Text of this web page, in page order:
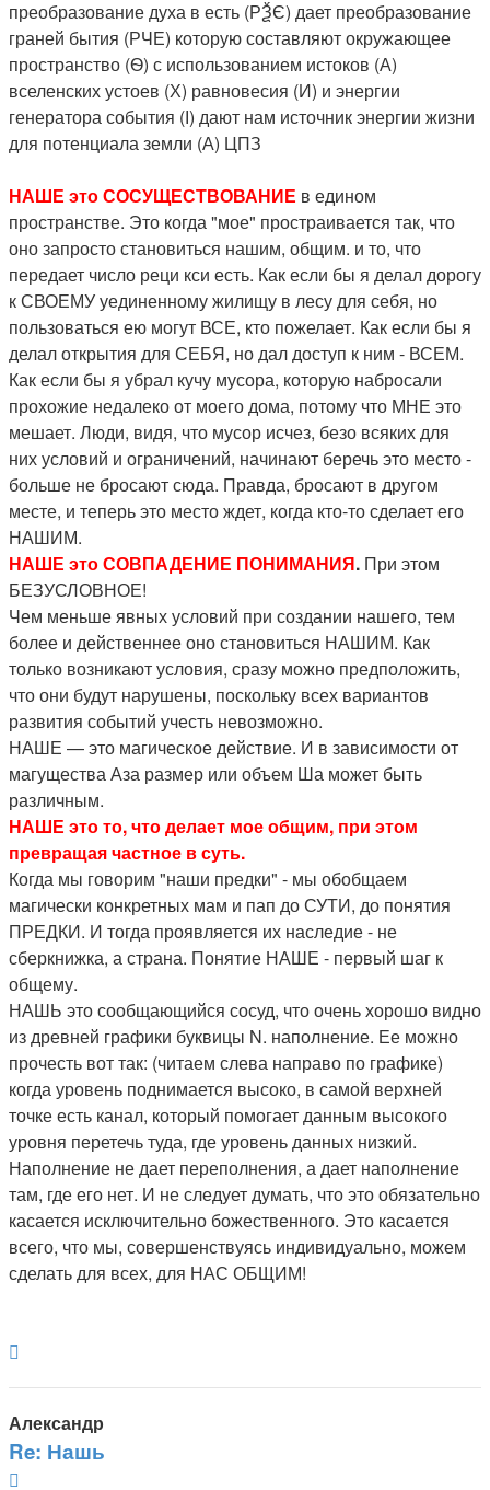
преобразование духа в есть (РѮЄ) дает преобразование
граней бытия (РЧЕ) которую составляют окружающее
пространство (Ѳ) с использованием истоков (А)
вселенских устоев (Х) равновесия (И) и энергии
генератора события (І) дают нам источник энергии жизни
для потенциала земли (А) ЦПЗ
НАШЕ это СОСУЩЕСТВОВАНИЕ в едином
пространстве. Это когда "мое" простраивается так, что
оно запросто становиться нашим, общим. и то, что
передает число реци кси есть. Как если бы я делал дорогу
к СВОЕМУ уединенному жилищу в лесу для себя, но
пользоваться ею могут ВСЕ, кто пожелает. Как если бы я
делал открытия для СЕБЯ, но дал доступ к ним - ВСЕМ.
Как если бы я убрал кучу мусора, которую набросали
прохожие недалеко от моего дома, потому что МНЕ это
мешает. Люди, видя, что мусор исчез, безо всяких для
них условий и ограничений, начинают беречь это место -
больше не бросают сюда. Правда, бросают в другом
месте, и теперь это место ждет, когда кто-то сделает его
НАШИМ.
НАШЕ это СОВПАДЕНИЕ ПОНИМАНИЯ. При этом
БЕЗУСЛОВНОЕ!
Чем меньше явных условий при создании нашего, тем
более и действеннее оно становиться НАШИМ. Как
только возникают условия, сразу можно предположить,
что они будут нарушены, поскольку всех вариантов
развития событий учесть невозможно.
НАШЕ — это магическое действие. И в зависимости от
магущества Аза размер или объем Ша может быть
различным.
НАШЕ это то, что делает мое общим, при этом
превращая частное в суть.
Когда мы говорим "наши предки" - мы обобщаем
магически конкретных мам и пап до СУТИ, до понятия
ПРЕДКИ. И тогда проявляется их наследие - не
сберкнижка, а страна. Понятие НАШЕ - первый шаг к
общему.
НАШЬ это сообщающийся сосуд, что очень хорошо видно
из древней графики буквицы N. наполнение. Ее можно
прочесть вот так: (читаем слева направо по графике)
когда уровень поднимается высоко, в самой верхней
точке есть канал, который помогает данным высокого
уровня перетечь туда, где уровень данных низкий.
Наполнение не дает переполнения, а дает наполнение
там, где его нет. И не следует думать, что это обязательно
касается исключительно божественного. Это касается
всего, что мы, совершенствуясь индивидуально, можем
сделать для всех, для НАС ОБЩИМ!
Александр
Re: Нашь